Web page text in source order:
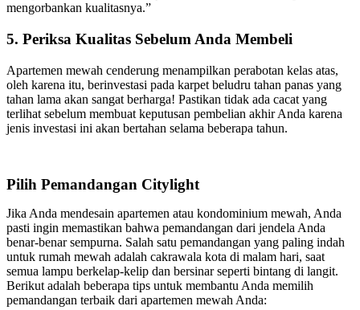
mengorbankan kualitasnya.”
5. Periksa Kualitas Sebelum Anda Membeli
Apartemen mewah cenderung menampilkan perabotan kelas atas,
oleh karena itu, berinvestasi pada karpet beludru tahan panas yang
tahan lama akan sangat berharga! Pastikan tidak ada cacat yang
terlihat sebelum membuat keputusan pembelian akhir Anda karena
jenis investasi ini akan bertahan selama beberapa tahun.
Pilih Pemandangan Citylight
Jika Anda mendesain apartemen atau kondominium mewah, Anda
pasti ingin memastikan bahwa pemandangan dari jendela Anda
benar-benar sempurna. Salah satu pemandangan yang paling indah
untuk rumah mewah adalah cakrawala kota di malam hari, saat
semua lampu berkelap-kelip dan bersinar seperti bintang di langit.
Berikut adalah beberapa tips untuk membantu Anda memilih
pemandangan terbaik dari apartemen mewah Anda: